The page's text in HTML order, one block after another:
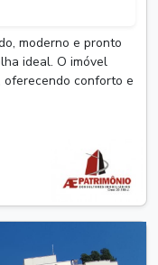
moderno e pronto
ideal. O imóvel
oferecendo conforto e